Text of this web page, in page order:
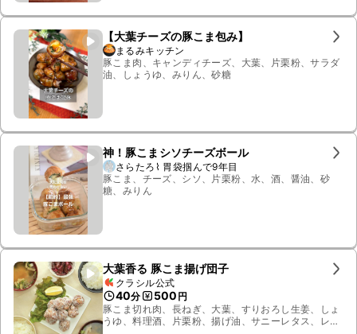
【大葉チーズの豚こま包み】
まるみキッチン
豚こま肉、キャンディチーズ、大葉、片栗粉、サラダ
油、しょうゆ、みりん、砂糖
神！豚こまシソチーズボール
さらたろ⌇ 胃袋掴んで9年目
豚こま、チーズ、シソ、片栗粉、水、酒、醤油、砂
糖、みりん
大葉香る 豚こま揚げ団子
クラシル公式
40分 500 円
豚こま切れ肉、長ねぎ、大葉、すりおろし生姜、しょ
うゆ、料理酒、片栗粉、揚げ油、サニーレタス、レモ